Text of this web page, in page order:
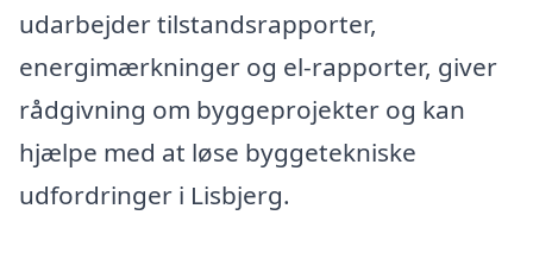
udarbejder tilstandsrapporter,
energimærkninger og el-rapporter, giver
rådgivning om byggeprojekter og kan
hjælpe med at løse byggetekniske
udfordringer i Lisbjerg.